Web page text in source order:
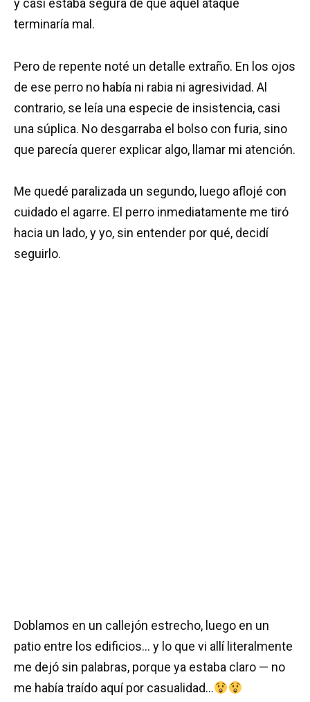
y casi estaba segura de que aquel ataque
terminaría mal.
Pero de repente noté un detalle extraño. En los ojos
de ese perro no había ni rabia ni agresividad. Al
contrario, se leía una especie de insistencia, casi
una súplica. No desgarraba el bolso con furia, sino
que parecía querer explicar algo, llamar mi atención.
Me quedé paralizada un segundo, luego aflojé con
cuidado el agarre. El perro inmediatamente me tiró
hacia un lado, y yo, sin entender por qué, decidí
seguirlo.
Doblamos en un callejón estrecho, luego en un
patio entre los edificios… y lo que vi allí literalmente
me dejó sin palabras, porque ya estaba claro — no
me había traído aquí por casualidad…